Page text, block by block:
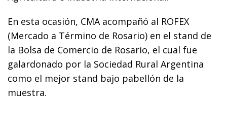
En esta ocasión, CMA acompañó al ROFEX
(Mercado a Término de Rosario) en el stand de
la Bolsa de Comercio de Rosario, el cual fue
galardonado por la Sociedad Rural Argentina
como el mejor stand bajo pabellón de la
muestra.